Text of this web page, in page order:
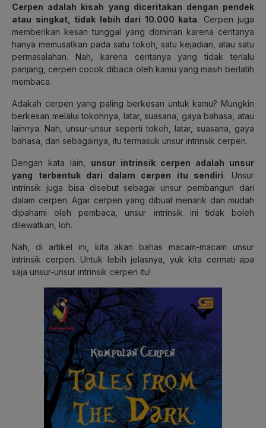
Cerpen adalah kisah yang diceritakan dengan pendek
atau singkat, tidak lebih dari 10.000 kata. Cerpen juga
memberikan kesan tunggal yang dominan karena ceritanya
hanya memusatkan pada satu tokoh, satu kejadian, atau satu
permasalahan. Nah, karena ceritanya yang tidak terlalu
panjang, cerpen cocok dibaca oleh kamu yang masih berlatih
membaca.
Adakah cerpen yang paling berkesan untuk kamu? Mungkin
berkesan melalui tokohnya, latar, suasana, gaya bahasa, atau
lainnya. Nah, unsur-unsur seperti tokoh, latar, suasana, gaya
bahasa, dan sebagainya, itu termasuk unsur intrinsik cerpen.
Dengan kata lain, unsur intrinsik cerpen adalah unsur
yang terbentuk dari dalam cerpen itu sendiri. Unsur
intrinsik juga bisa disebut sebagai unsur pembangun dari
dalam cerpen. Agar cerpen yang dibuat menarik dan mudah
dipahami oleh pembaca, unsur intrinsik ini tidak boleh
dilewatkan, loh.
Nah, di artikel ini, kita akan bahas macam-macam unsur
intrinsik cerpen. Untuk lebih jelasnya, yuk kita cermati apa
saja unsur-unsur intrinsik cerpen itu!